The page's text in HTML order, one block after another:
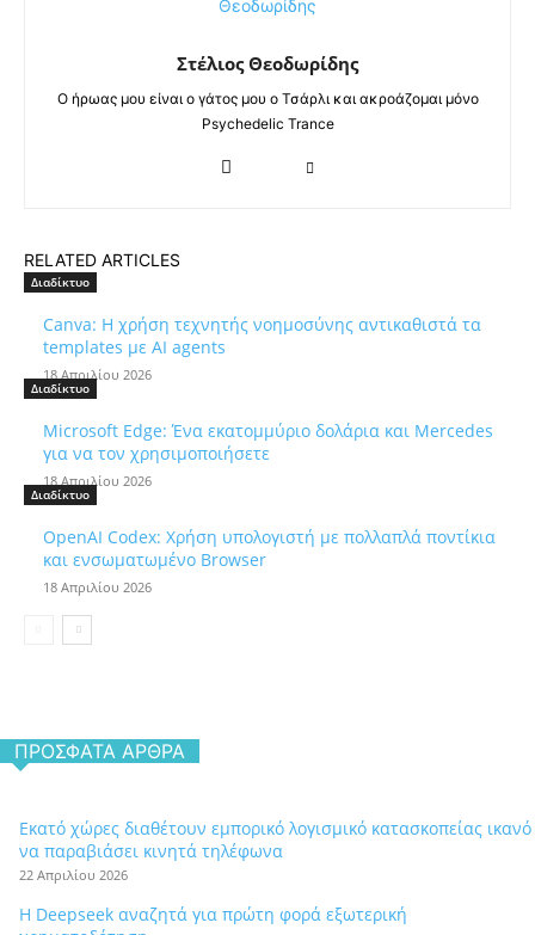
Στέλιος Θεοδωρίδης
Ο ήρωας μου είναι ο γάτος μου ο Τσάρλι και ακροάζομαι μόνο
Psychedelic Trance
RELATED ARTICLES
Διαδίκτυο
Canva: Η χρήση τεχνητής νοημοσύνης αντικαθιστά τα
templates με AI agents
18 Απριλίου 2026
Διαδίκτυο
Microsoft Edge: Ένα εκατομμύριο δολάρια και Mercedes
για να τον χρησιμοποιήσετε
18 Απριλίου 2026
Διαδίκτυο
OpenAI Codex: Χρήση υπολογιστή με πολλαπλά ποντίκια
και ενσωματωμένο Browser
18 Απριλίου 2026
ΠΡΌΣΦΑΤΑ ΆΡΘΡΑ
Εκατό χώρες διαθέτουν εμπορικό λογισμικό κατασκοπείας ικανό
να παραβιάσει κινητά τηλέφωνα
22 Απριλίου 2026
Η Deepseek αναζητά για πρώτη φορά εξωτερική